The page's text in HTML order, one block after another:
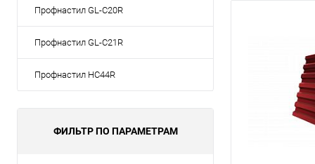
Профнастил GL-С20R
Профнастил GL-С21R
Профнастил НС44R
ФИЛЬТР ПО ПАРАМЕТРАМ